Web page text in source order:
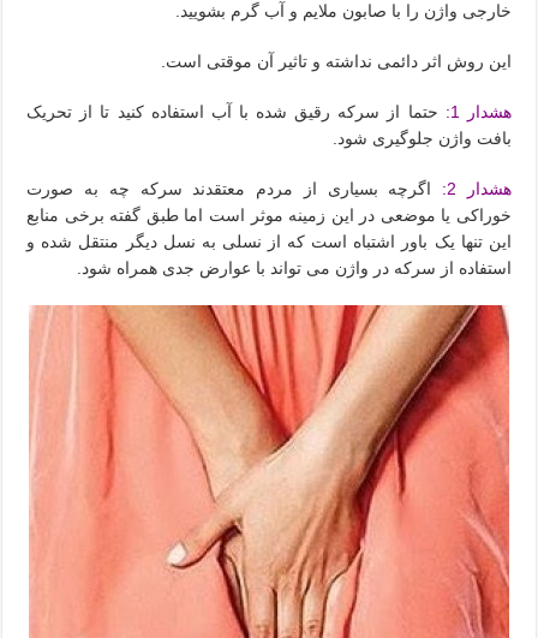
خارجی واژن را با صابون ملایم و آب گرم بشویید.
این روش اثر دائمی نداشته و تاثیر آن موقتی است.
هشدار 1:
حتما از سرکه رقیق شده با آب استفاده کنید تا از تحریک
بافت واژن جلوگیری شود.
هشدار 2:
اگرچه بسیاری از مردم معتقدند سرکه چه به صورت
خوراکی یا موضعی در این زمینه موثر است اما طبق گفته برخی منابع
این تنها یک باور اشتباه است که از نسلی به نسل دیگر منتقل شده و
استفاده از سرکه در واژن می تواند با عوارض جدی همراه شود.